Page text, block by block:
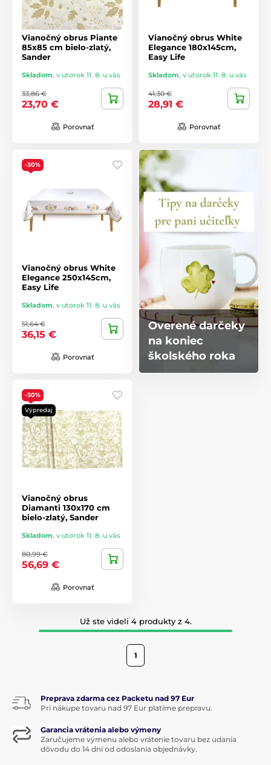
Vianočný obrus Piante
85x85 cm bielo-zlatý,
Sander
Skladom, v utorok 11. 8. u vás
33,86 €
23,70 €
Porovnať
Vianočný obrus White
Elegance 180x145cm,
Easy Life
Skladom, v utorok 11. 8. u vás
41,30 €
28,91 €
Porovnať
-30%
Vianočný obrus White
Elegance 250x145cm,
Easy Life
Skladom, v utorok 11. 8. u vás
51,64 €
36,15 €
Porovnať
Overené darčeky
na koniec
školského roka
-30%
Výpredaj
Vianočný obrus
Diamanti 130x170 cm
bielo-zlatý, Sander
Skladom, v utorok 11. 8. u vás
80,99 €
56,69 €
Porovnať
Už ste videli 4 produkty z 4.
1
Preprava zdarma cez Packetu nad 97 Eur
Pri nákupe tovaru nad 97 Eur platíme prepravu.
Garancia vrátenia alebo výmeny
Zaručujeme výmenu alebo vrátenie tovaru bez udania
dôvodu do 14 dní od odoslania objednávky.